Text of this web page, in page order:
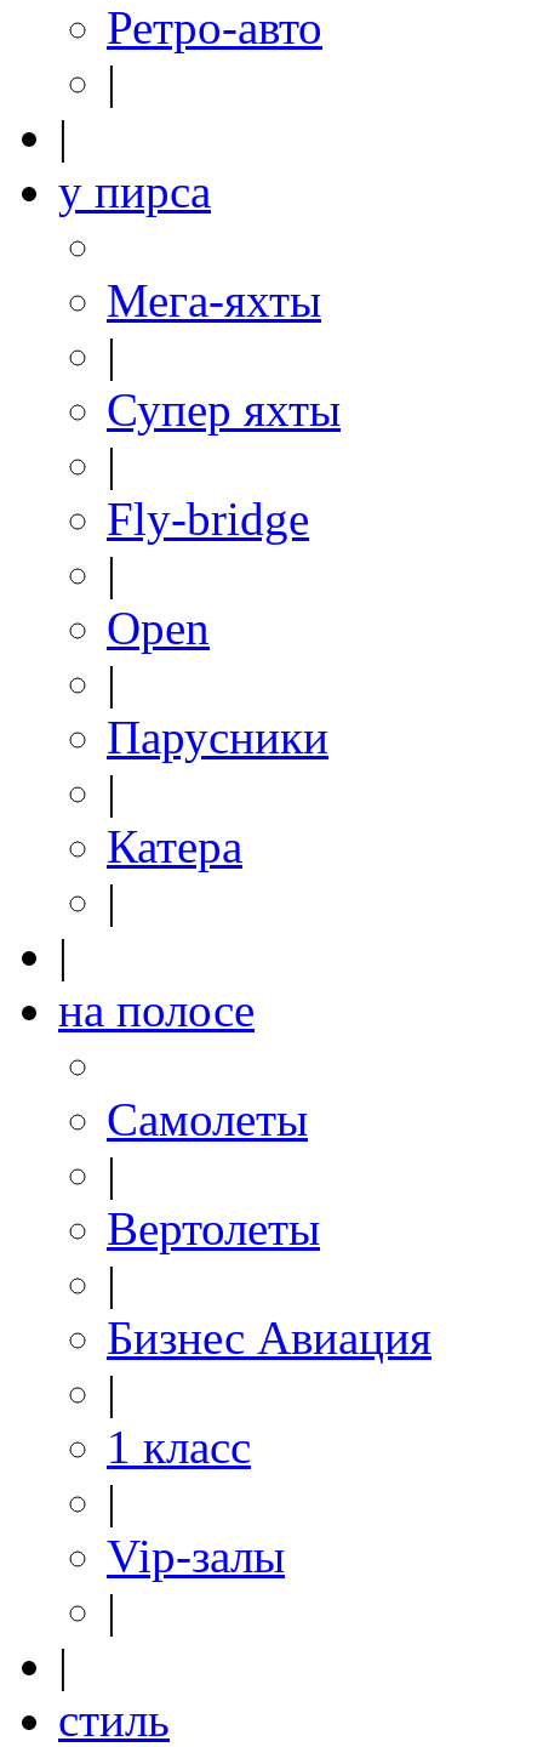
Ретро-авто
|
|
у пирса
Мега-яхты
|
Супер яхты
|
Fly-bridge
|
Open
|
Парусники
|
Катера
|
|
на полосе
Самолеты
|
Вертолеты
|
Бизнес Авиация
|
1 класс
|
Vip-залы
|
|
стиль